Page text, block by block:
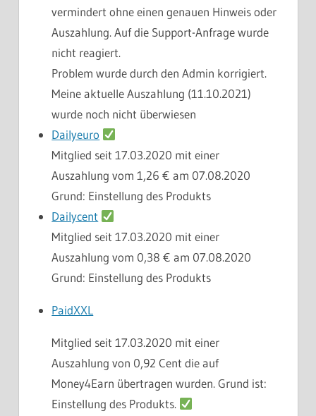
vermindert ohne einen genauen Hinweis oder
Auszahlung. Auf die Support-Anfrage wurde
nicht reagiert.
Problem wurde durch den Admin korrigiert.
Meine aktuelle Auszahlung (11.10.2021)
wurde noch nicht überwiesen
Dailyeuro
Mitglied seit 17.03.2020 mit einer
Auszahlung vom 1,26 € am 07.08.2020
Grund: Einstellung des Produkts
Dailycent
Mitglied seit 17.03.2020 mit einer
Auszahlung vom 0,38 € am 07.08.2020
Grund: Einstellung des Produkts
PaidXXL
Mitglied seit 17.03.2020 mit einer
Auszahlung von 0,92 Cent die auf
Money4Earn übertragen wurden. Grund ist:
Einstellung des Produkts.